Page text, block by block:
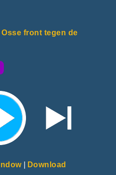
front tegen de
| Download